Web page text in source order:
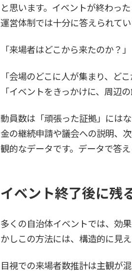
と思います。イベントが終わっ
運営体制では十分に答えられて
「来場者はどこから来たのか？」
「会場のどこに人が集まり、ど
「イベントをきっかけに、周辺
動員数は「頑張った証拠」には
金の継続申請や議会への説明、
観的なデータです。データで答
イベント終了後に残
多くの自治体イベントでは、効
かしこの方法には、構造的に見
目視での来場者数推計は主観が